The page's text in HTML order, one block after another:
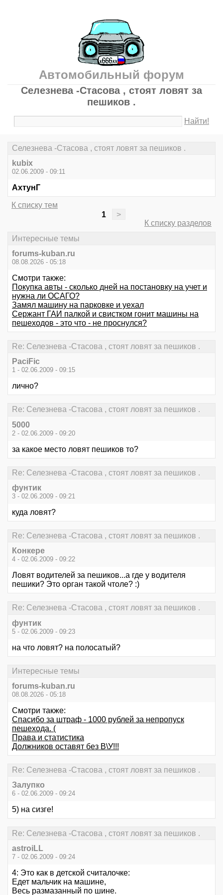
Автомобильный форум
Селезнева -Стасова , стоят ловят за
пешиков .
Найти!
Селезнева -Стасова , стоят ловят за пешиков .
kubix
02.06.2009 - 09:11
АхтунГ
К списку тем
1
>
К списку разделов
Интересные темы
forums-kuban.ru
08.08.2026 - 05:18
Смотри также:
Покупка авты - сколько дней на постановку на учет и
нужна ли ОСАГО?
Замял машину на парковке и уехал
Сержант ГАИ палкой и свистком гонит машины на
пешеходов - это что - не проснулся?
Re: Селезнева -Стасова , стоят ловят за пешиков .
PaciFic
1 - 02.06.2009 - 09:15
лично?
Re: Селезнева -Стасова , стоят ловят за пешиков .
5000
2 - 02.06.2009 - 09:20
за какое место ловят пешиков то?
Re: Селезнева -Стасова , стоят ловят за пешиков .
фунтик
3 - 02.06.2009 - 09:21
куда ловят?
Re: Селезнева -Стасова , стоят ловят за пешиков .
Конкере
4 - 02.06.2009 - 09:22
Ловят водителей за пешиков...а где у водителя
пешики? Это орган такой чтоле? :)
Re: Селезнева -Стасова , стоят ловят за пешиков .
фунтик
5 - 02.06.2009 - 09:23
на что ловят? на полосатый?
Интересные темы
forums-kuban.ru
08.08.2026 - 05:18
Смотри также:
Спасибо за штраф - 1000 рублей за непропуск
пешехода. (
Права и статистика
Должников оставят без В\У!!!
Re: Селезнева -Стасова , стоят ловят за пешиков .
Залупко
6 - 02.06.2009 - 09:24
5) на сизге!
Re: Селезнева -Стасова , стоят ловят за пешиков .
astroiLL
7 - 02.06.2009 - 09:24
4: Это как в детской считалочке:
Едет мальчик на машине,
Весь размазанный по шине.